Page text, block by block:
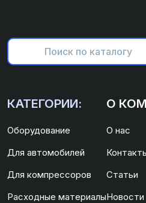
КАТЕГОРИИ:
Оборудование
Для автомобилей
Для компрессоров
Расходные материалы
О
О нас
Статьи
Новости